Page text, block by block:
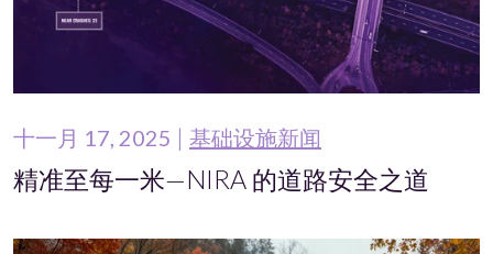
十一月 17, 2025 基础设施新闻
精准至每一米—NIRA 的道路安全之道